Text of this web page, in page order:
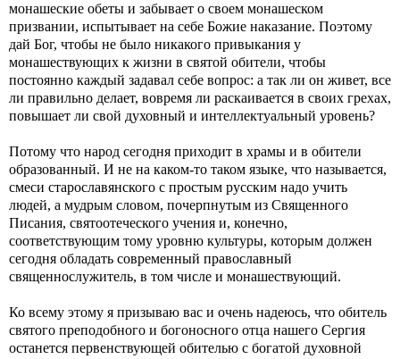
монашеские обеты и забывает о своем монашеском
призвании, испытывает на себе Божие наказание. Поэтому
дай Бог, чтобы не было никакого привыкания у
монашествующих к жизни в святой обители, чтобы
постоянно каждый задавал себе вопрос: а так ли он живет, все
ли правильно делает, вовремя ли раскаивается в своих грехах,
повышает ли свой духовный и интеллектуальный уровень?
Потому что народ сегодня приходит в храмы и в обители
образованный. И не на каком‑то таком языке, что называется,
смеси старославянского с простым русским надо учить
людей, а мудрым словом, почерпнутым из Священного
Писания, святоотеческого учения и, конечно,
соответствующим тому уровню культуры, которым должен
сегодня обладать современный православный
священнослужитель, в том числе и монашествующий.
Ко всему этому я призываю вас и очень надеюсь, что обитель
святого преподобного и богоносного отца нашего Сергия
останется первенствующей обителью с богатой духовной